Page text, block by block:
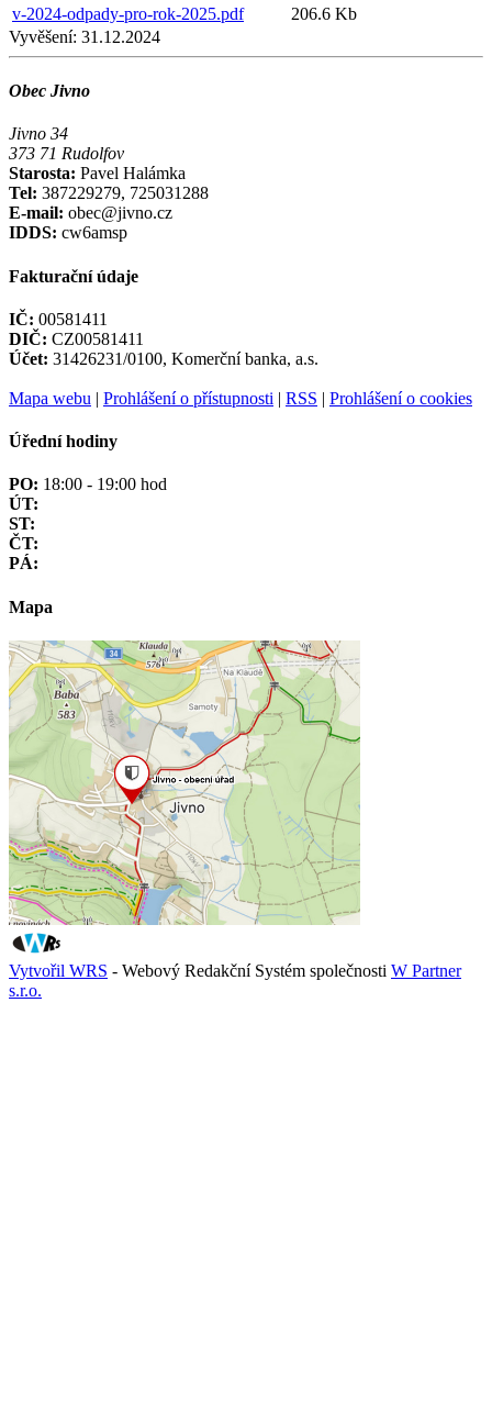
v-2024-odpady-pro-rok-2025.pdf
206.6 Kb
Vyvěšení: 31.12.2024
Obec Jivno
Jivno 34
373 71 Rudolfov
Starosta: Pavel Halámka
Tel: 387229279, 725031288
E-mail: obec@jivno.cz
IDDS: cw6amsp
Fakturační údaje
IČ: 00581411
DIČ: CZ00581411
Účet: 31426231/0100, Komerční banka, a.s.
Mapa webu | Prohlášení o přístupnosti | RSS | Prohlášení o cookies
Úřední hodiny
PO: 18:00 - 19:00 hod
ÚT:
ST:
ČT:
PÁ:
Mapa
Vytvořil WRS - Webový Redakční Systém společnosti W Partner
s.r.o.